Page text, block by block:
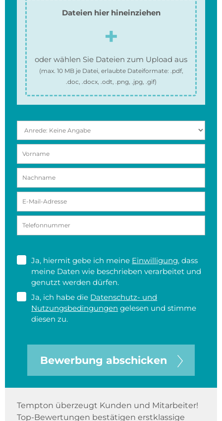
Dateien hier hineinziehen
oder wählen Sie Dateien zum Upload aus
(max. 10 MBje Datei, erlaubte Dateiformate: .pdf,
.doc, .docx, .odt, .png, .jpg, .gif)
Ja, hiermit gebe ich meine Einwilligung, dass
meine Daten wie beschrieben verarbeitet und
genutzt werden dürfen.
Ja, ich habe die Datenschutz- und
Nutzungsbedingungen gelesen und stimme
diesen zu.
Bewerbung abschicken
Tempton überzeugt Kunden und Mitarbeiter!
Top-Bewertungen bestätigen erstklassige